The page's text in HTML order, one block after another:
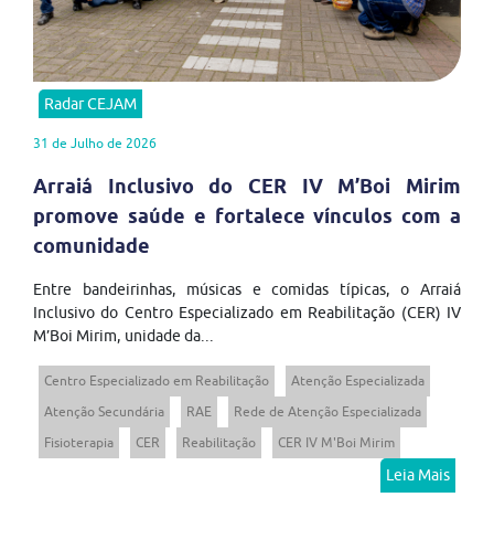
Radar CEJAM
31 de Julho de 2026
Arraiá Inclusivo do CER IV M’Boi Mirim
promove saúde e fortalece vínculos com a
comunidade
Entre bandeirinhas, músicas e comidas típicas, o Arraiá
Inclusivo do Centro Especializado em Reabilitação (CER) IV
M’Boi Mirim, unidade da...
Centro Especializado em Reabilitação
Atenção Especializada
Atenção Secundária
RAE
Rede de Atenção Especializada
Fisioterapia
CER Reabilitação CER IV M'Boi Mirim
Leia Mais